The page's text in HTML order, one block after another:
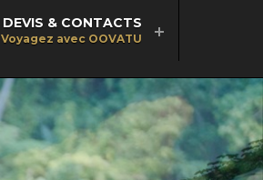
DEVIS & CONTACTS
Voyagez avec OOVATU